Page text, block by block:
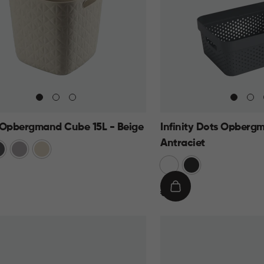
Cube 15L - Beige
TaupeBeige
Infinity Dots
Antraciet
Donkergrijs
€€ 8,95
IN